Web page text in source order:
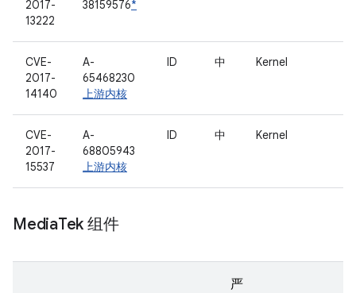
2017-
13222
38159576*
CVE-
2017-
14140
A-
65468230
上游内核
ID 中 Kernel
CVE-
2017-
15537
A-
68805943
上游内核
ID 中 Kernel
MediaTek 组件
严